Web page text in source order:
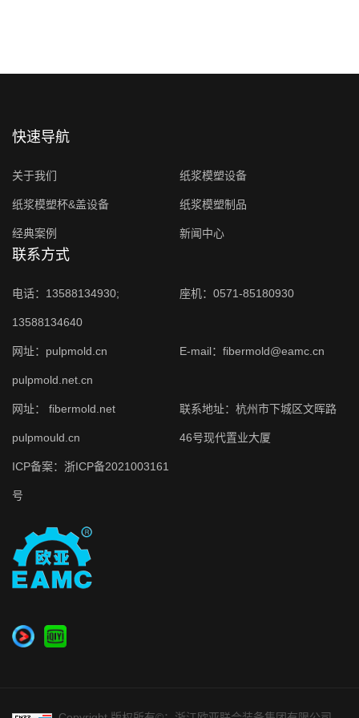
快速导航
关于我们 纸浆模塑设备
纸浆模塑杯&盖设备 纸浆模塑制品
经典案例 新闻中心
联系方式
电话：13588134930;
13588134640
座机：0571-85180930
网址： pulpmold.cn
pulpmold.net.cn
E-mail：fibermold@eamc.cn
网址： fibermold.net
pulpmould.cn
联系地址：杭州市下城区文晖路
46号现代置业大厦
ICP备案： 浙ICP备2021003161
号